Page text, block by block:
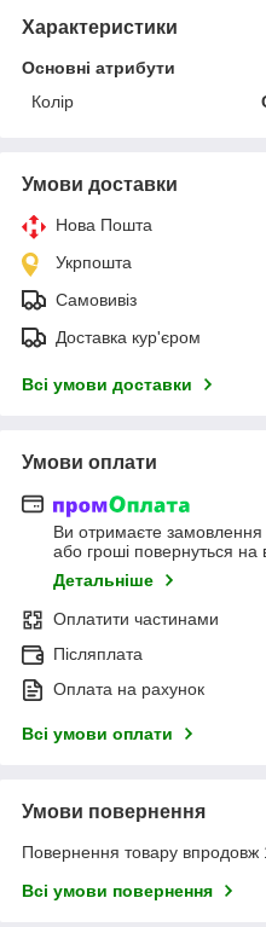
Характеристики
Основні атрибути
Колір
Умови доставки
Нова Пошта
Укрпошта
Самовивіз
Доставка кур'єром
Всі умови доставки
Умови оплати
Ви отримаєте замовлення
або гроші повернуться на
Детальніше
Оплатити частинами
Післяплата
Оплата на рахунок
Всі умови оплати
Умови повернення
Повернення товару впродовж
Всі умови повернення